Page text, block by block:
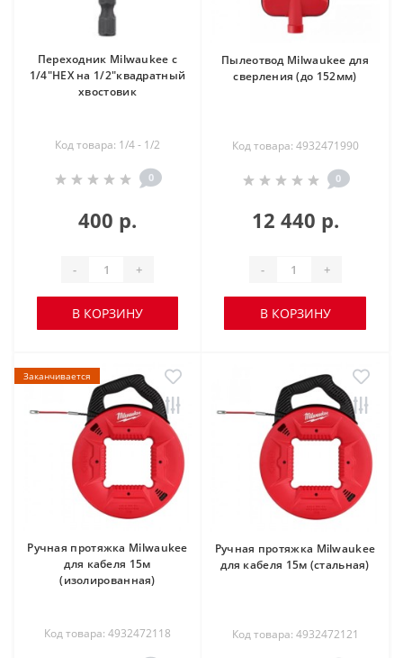
Переходник Milwaukee с
1/4"HEX на 1/2"квадратный
хвостовик
Код товара: 1/4 - 1/2
0
400 р.
- +
В КОРЗИНУ
Пылеотвод Milwaukee для
сверления (до 152мм)
Код товара: 4932471990
0
12 440 р.
- +
В КОРЗИНУ
Заканчивается
Ручная протяжка Milwaukee
для кабеля 15м
(изолированная)
Код товара: 4932472118
Ручная протяжка Milwaukee
для кабеля 15м (стальная)
Код товара: 4932472121